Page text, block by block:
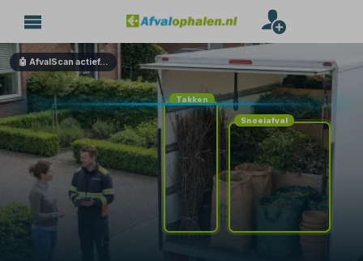
🤖 AfvalScan actief…
Takken
Snoeiafval